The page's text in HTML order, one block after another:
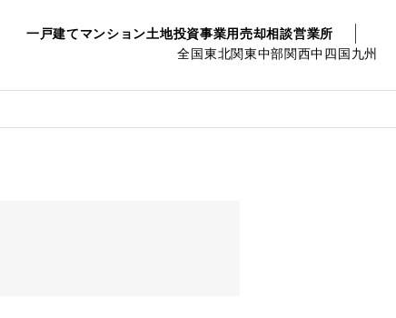
一戸建てマンション土地投資事業用売却相談営業所
全国東北関東中部関西中四国九州